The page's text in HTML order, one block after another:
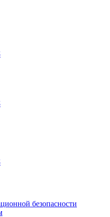
безопасности